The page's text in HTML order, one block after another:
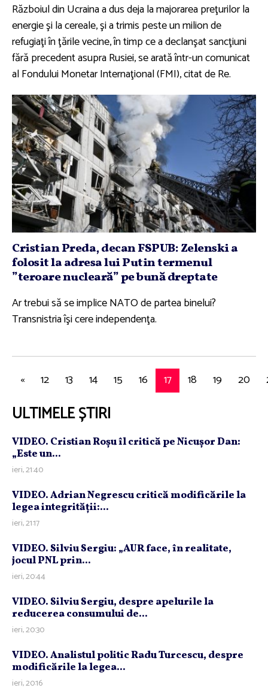
Războiul din Ucraina a dus deja la majorarea preţurilor la
energie şi la cereale, şi a trimis peste un milion de
refugiaţi în ţările vecine, în timp ce a declanşat sancţiuni
fără precedent asupra Rusiei, se arată într-un comunicat
al Fondului Monetar Internaţional (FMI), citat de Re.
Cristian Preda, decan FSPUB: Zelenski a
folosit la adresa lui Putin termenul
”teroare nucleară” pe bună dreptate
Ar trebui să se implice NATO de partea binelui?
Transnistria îşi cere independenţa.
« 12 13 14 15 16 17 18 19 20
ULTIMELE ȘTIRI
VIDEO. Cristian Roşu îl critică pe Nicuşor Dan:
„Este un...
ieri, 21:40
VIDEO. Adrian Negrescu critică modificările la
legea integrităţii:...
ieri, 21:17
VIDEO. Silviu Sergiu: „AUR face, în realitate,
jocul PNL prin...
ieri, 20:44
VIDEO. Silviu Sergiu, despre apelurile la
reducerea consumului de...
ieri, 20:30
VIDEO. Analistul politic Radu Turcescu, despre
modificările la legea...
ieri, 20:16